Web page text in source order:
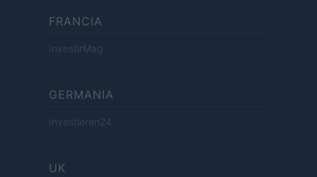
FRANCIA
InvestirMag
GERMANIA
Investieren24
UK